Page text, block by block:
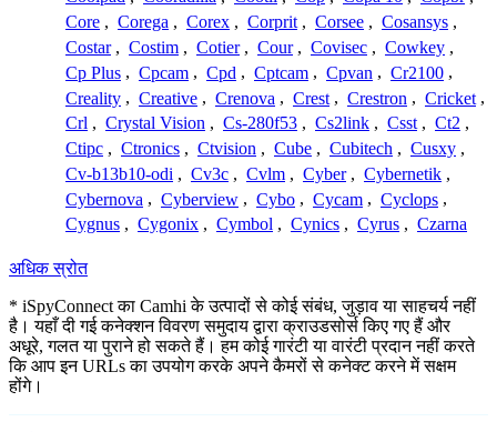
Core , Corega , Corex , Corprit , Corsee , Cosansys ,
Costar , Costim , Cotier , Cour , Covisec , Cowkey ,
Cp Plus , Cpcam , Cpd , Cptcam , Cpvan , Cr2100 ,
Creality , Creative , Crenova , Crest , Crestron , Cricket ,
Crl , Crystal Vision , Cs-280f53 , Cs2link , Csst , Ct2 ,
Ctipc , Ctronics , Ctvision , Cube , Cubitech , Cusxy ,
Cv-b13b10-odi , Cv3c , Cvlm , Cyber , Cybernetik ,
Cybernova , Cyberview , Cybo , Cycam , Cyclops ,
Cygnus , Cygonix , Cymbol , Cynics , Cyrus , Czarna
अधिक स्रोत
* iSpyConnect का Camhi के उत्पादों से कोई संबंध, जुड़ाव या साहचर्य नहीं
है। यहाँ दी गई कनेक्शन विवरण समुदाय द्वारा क्राउडसोर्स किए गए हैं और
अधूरे, गलत या पुराने हो सकते हैं। हम कोई गारंटी या वारंटी प्रदान नहीं करते
कि आप इन URLs का उपयोग करके अपने कैमरों से कनेक्ट करने में सक्षम
होंगे।